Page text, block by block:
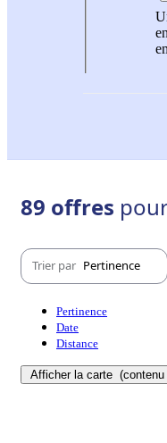
89 offres
Trier par Pertinence
Pertinence
Date
Distance
Afficher la carte